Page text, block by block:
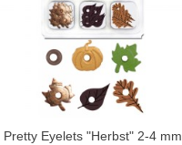
Pretty Eyelets "Herbst" 2-4 mm